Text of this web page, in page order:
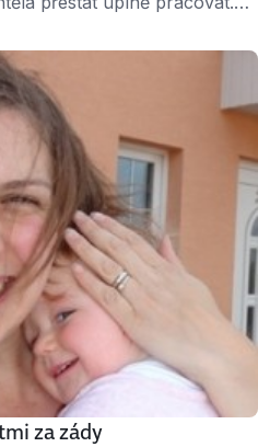
v loňském pražském kole
podnikatele. ↑ Hana
Dětský křik tu nikomu
…
za zády